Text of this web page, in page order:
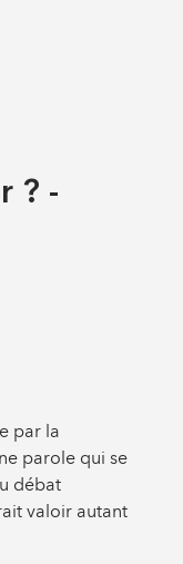
? -
par la
parole qui se
débat
valoir autant